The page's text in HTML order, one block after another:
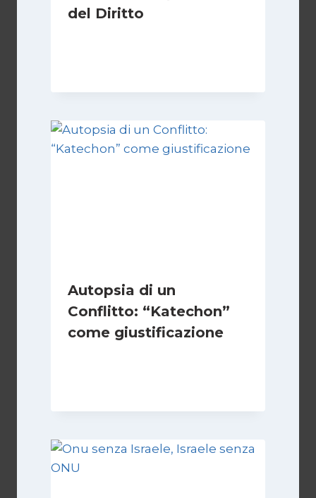
del Diritto
Autopsia di un
Conflitto: “Katechon”
come giustificazione